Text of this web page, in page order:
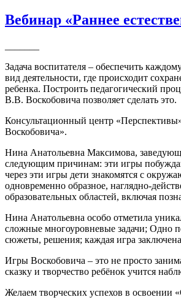
Вебинар «Раннее
Задача воспитателя – обеспечить
вид деятельности, где происходит
ребенка. Построить педагогический
В.В. Воскобовича позволяет сделать это.
Консультационный центр
Воскобовича».
Нина Анатольевна Максимова,
следующим причинам: эти игры
через эти игры дети знакомятся с
одновременно образное, наглядно-
образовательных областей, включая
Нина Анатольевна особо отметила
сложные многоуровневые задачи; Одно
сюжеты, решения; каждая игра
Игры Воскобовича – это не просто
сказку и творчество ребёнок учится
Желаем творческих успехов в освоении